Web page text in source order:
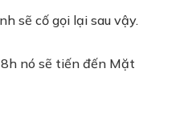
sẽ cố gọi lại sau vậy.
nó sẽ tiến đến Mặt